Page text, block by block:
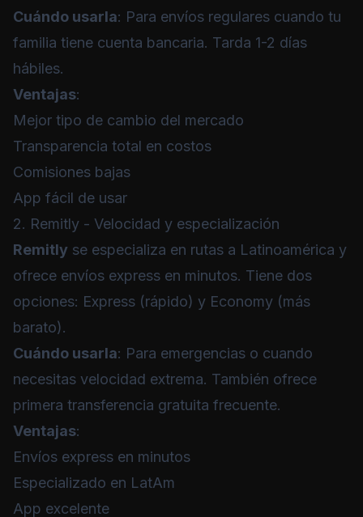
Cuándo usarla: Para envíos regulares cuando tu
familia tiene cuenta bancaria. Tarda 1-2 días
hábiles.
Ventajas:
Mejor tipo de cambio del mercado
Transparencia total en costos
Comisiones bajas
App fácil de usar
2. Remitly - Velocidad y especialización
Remitly se especializa en rutas a Latinoamérica y
ofrece envíos express en minutos. Tiene dos
opciones: Express (rápido) y Economy (más
barato).
Cuándo usarla: Para emergencias o cuando
necesitas velocidad extrema. También ofrece
primera transferencia gratuita frecuente.
Ventajas:
Envíos express en minutos
Especializado en LatAm
App excelente